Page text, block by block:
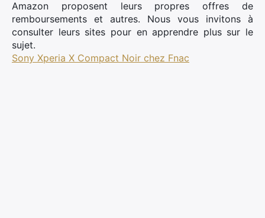
Amazon proposent leurs propres offres de
remboursements et autres. Nous vous invitons à
consulter leurs sites pour en apprendre plus sur le
sujet.
Sony Xperia X Compact Noir chez Fnac